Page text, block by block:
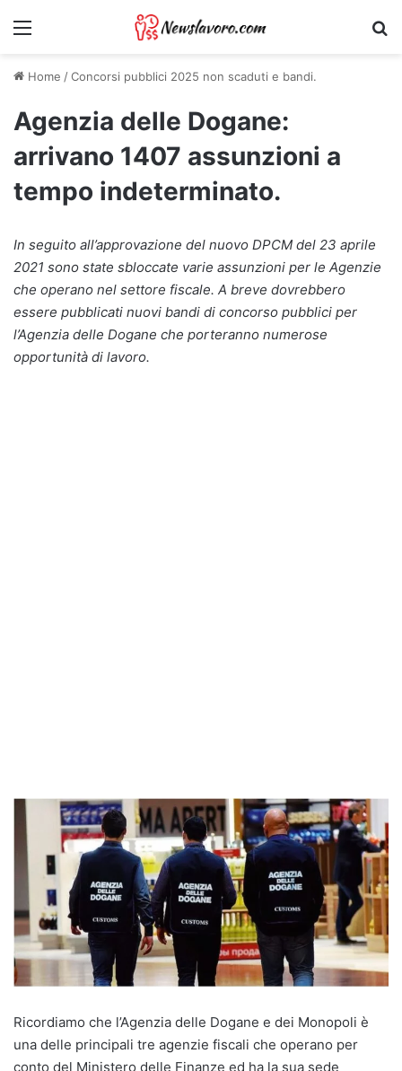
Menu
Home /Concorsi pubblici 2025 non scaduti e bandi.
Agenzia delle Dogane:
arrivano 1407 assunzioni a
tempo indeterminato.
In seguito all’approvazione del nuovo DPCM del 23 aprile
2021 sono state sbloccate varie assunzioni per le Agenzie
che operano nel settore fiscale. A breve dovrebbero
essere pubblicati nuovi bandi di concorso pubblici per
l’Agenzia delle Dogane che porteranno numerose
opportunità di lavoro.
Ricordiamo che l’Agenzia delle Dogane e dei Monopoli è
una delle principali tre agenzie fiscali che operano per
conto del Ministero delle Finanze ed ha la sua sede